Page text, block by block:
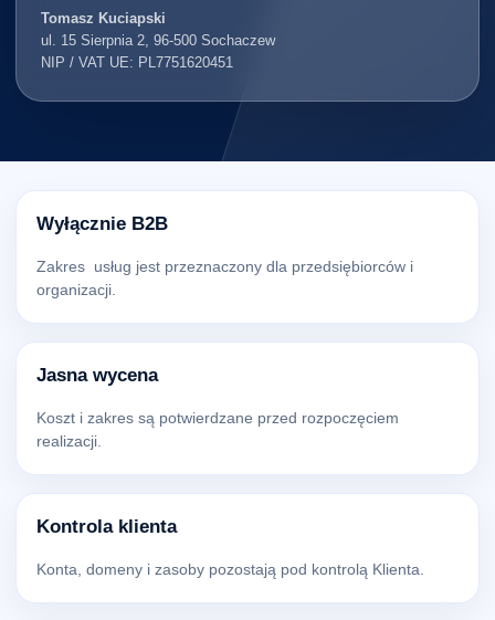
Tomasz Kuciapski
ul. 15 Sierpnia 2, 96-500 Sochaczew
NIP / VAT UE: PL7751620451
Wyłącznie B2B
Zakres usług jest przeznaczony dla przedsiębiorców i
organizacji.
Jasna wycena
Koszt i zakres są potwierdzane przed rozpoczęciem
realizacji.
Kontrola klienta
Konta, domeny i zasoby pozostają pod kontrolą Klienta.